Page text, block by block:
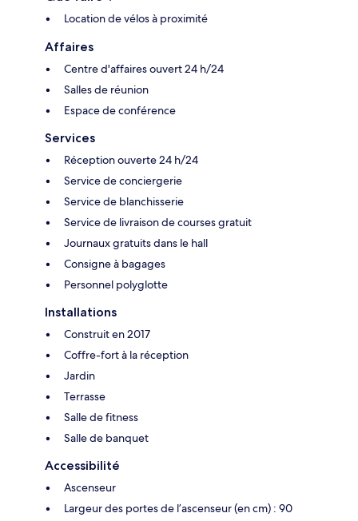
Location de vélos à proximité
Affaires
Centre d'affaires ouvert 24 h/24
Salles de réunion
Espace de conférence
Services
Réception ouverte 24 h/24
Service de conciergerie
Service de blanchisserie
Service de livraison de courses gratuit
Journaux gratuits dans le hall
Consigne à bagages
Personnel polyglotte
Installations
Construit en 2017
Coffre-fort à la réception
Jardin
Terrasse
Salle de fitness
Salle de banquet
Accessibilité
Ascenseur
Largeur des portes de l’ascenseur (en cm) : 90